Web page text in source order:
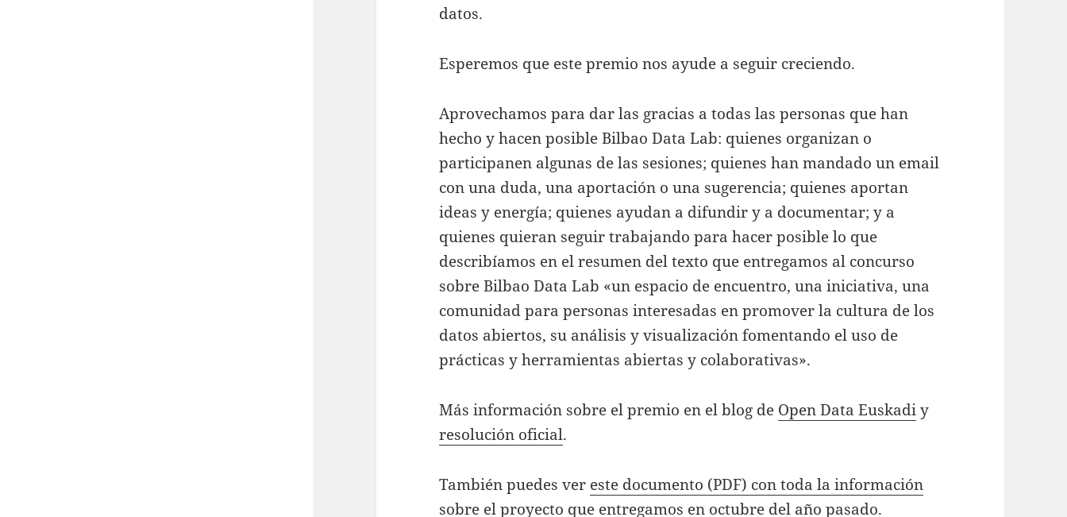
datos.
Esperemos que este premio nos ayude a seguir creciendo.
Aprovechamos para dar las gracias a todas las personas que han
hecho y hacen posible Bilbao Data Lab: quienes organizan o
participanen algunas de las sesiones; quienes han mandado un email
con una duda, una aportación o una sugerencia; quienes aportan
ideas y energía; quienes ayudan a difundir y a documentar; y a
quienes quieran seguir trabajando para hacer posible lo que
describíamos en el resumen del texto que entregamos al concurso
sobre Bilbao Data Lab «un espacio de encuentro, una iniciativa, una
comunidad para personas interesadas en promover la cultura de los
datos abiertos, su análisis y visualización fomentando el uso de
prácticas y herramientas abiertas y colaborativas».
Más información sobre el premio en el blog de Open Data Euskadiy
resolución oficial.
También puedes ver este documento (PDF) con toda la información
sobre el proyecto que entregamos en octubre del año pasado.